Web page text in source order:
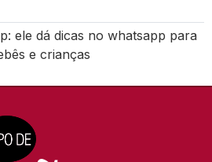
ele dá dicas no whatsapp para
e crianças